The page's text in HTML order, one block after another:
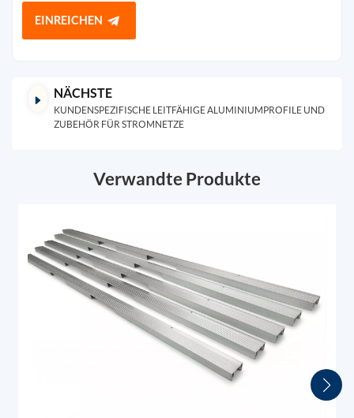
EINREICHEN
NÄCHSTE
KUNDENSPEZIFISCHE LEITFÄHIGE ALUMINIUMPROFILE UND
ZUBEHÖR FÜR STROMNETZE
Verwandte Produkte